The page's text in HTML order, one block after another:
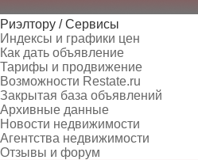
Риэлтору / Сервисы
Индексы и графики цен
Как дать объявление
Тарифы и продвижение
Возможности Restate.ru
Закрытая база объявлений
Архивные данные
Новости недвижимости
Агентства недвижимости
Отзывы и форум